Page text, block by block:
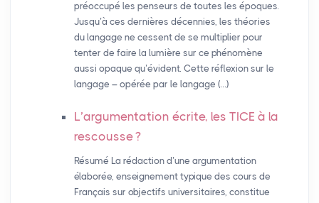
préoccupé les penseurs de toutes les époques.
Jusqu’à ces dernières décennies, les théories
du langage ne cessent de se multiplier pour
tenter de faire la lumière sur ce phénomène
aussi opaque qu’évident. Cette réflexion sur le
langage – opérée par le langage (…)
L’argumentation écrite, les TICE à la
rescousse?
Résumé La rédaction d’une argumentation
élaborée, enseignement typique des cours de
Français sur objectifs universitaires, constitue